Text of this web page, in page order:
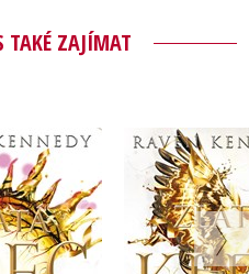
TAKÉ ZAJÍMAT
Kennedy Raven